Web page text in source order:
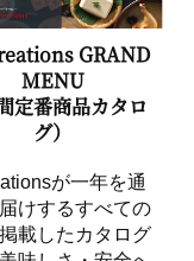
GRAND
MENU
定番商品カタロ
グ）
が一年を通
けするすべての
載したカタログ